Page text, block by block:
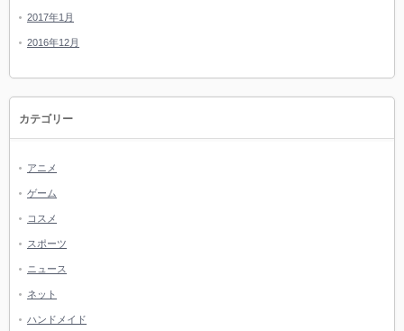
2017年1月
2016年12月
カテゴリー
アニメ
ゲーム
コスメ
スポーツ
ニュース
ネット
ハンドメイド